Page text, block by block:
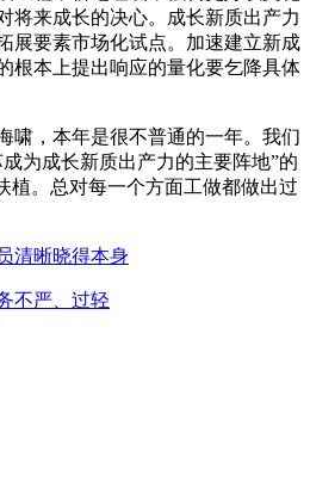
将来成长的决心。成长新质出产力
展要素市场化试点。加速建立新成
根本上提出响应的量化要乞降具体
，本年是很不普通的一年。我们
为成长新质出产力的主要阵地”的
植。总对每一个方面工做都做出过
清晰晓得本身
不严、过轻